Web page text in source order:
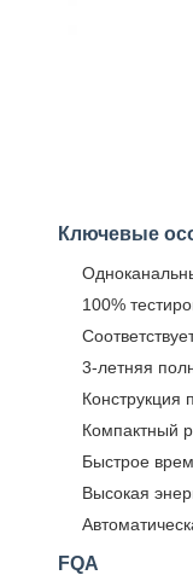
Ключевые
100%
3-летняя
Конструкция
Компактный
Быстрое
Высокая
FQA